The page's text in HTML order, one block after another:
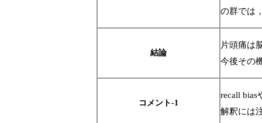
の群では
結論
片頭痛は
今後その
コメント-1
recall bias
解釈には